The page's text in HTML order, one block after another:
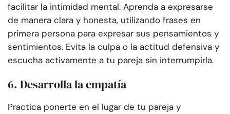
facilitar la intimidad mental. Aprenda a expresarse
de manera clara y honesta, utilizando frases en
primera persona para expresar sus pensamientos y
sentimientos. Evita la culpa o la actitud defensiva y
escucha activamente a tu pareja sin interrumpirla.
6. Desarrolla la empatía
Practica ponerte en el lugar de tu pareja y